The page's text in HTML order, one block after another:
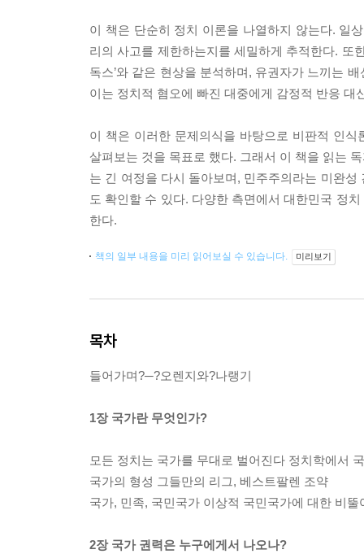
이 책은 단순히 정치 이론을 나열하지 않는다. 일
리의 사고를 제한하는지를 세밀하게 추적한다. 또
독스’와 같은 현상을 분석하며, 유권자가 느끼는
이는 정치적 혐오에 빠진 대중에게 감정적 반응
이 책은 이러한 문제의식을 바탕으로 비판적 인
살펴보는 것을 목표로 했다. 그래서 이 책을 읽는
는 긴 여정을 다시 돌아보며, 민주주의라는 미완
도 확인할 수 있다. 다양한 측면에서 대한민국 정
한다.
책의 일부 내용을 미리 읽어보실 수 있습니다. 미리보기
목차
들어가며?─?오렌지와?나랭기
1장 국가란 무엇인가?
모든 정치는 국가를 무대로 벌어진다 정치학에서
국가의 형성 그들만의 리그, 베스트팔렌 조약
국가, 민족, 국민국가 이상적 국민국가에 대한 비뚤
2장 국가 권력은 누구에게서 나오나?